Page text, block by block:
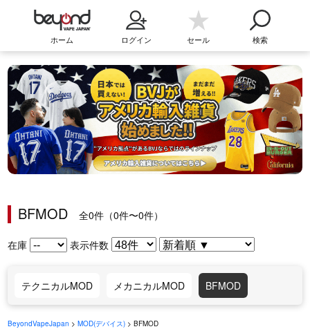
ホーム ログイン セール 検索
BFMOD 全0件（0件〜0件）
在庫 表示件数
テクニカルMOD メカニカルMOD BFMOD
BeyondVapeJapan >MOD(デバイス) > BFMOD